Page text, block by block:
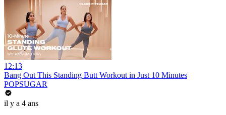
12:13
Bang Out This Standing Butt Workout in Just 10 Minutes
POPSUGAR
il y a 4 ans